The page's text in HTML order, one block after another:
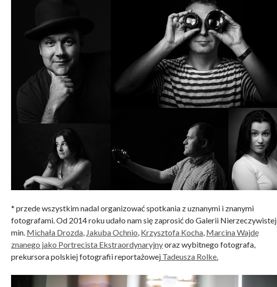
* przede wszystkim nadal organizować spotkania z uznanymi i znanymi
fotografami. Od 2014 roku udało nam się zaprosić do Galerii Nierzeczywistej
min. Michała Drozda, Jakuba Ochnio, Krzysztofa Kocha, Marcina Wajdę
znanego jako Portrecista Ekstraordynaryjnyoraz wybitnego fotografa,
prekursora polskiej fotografii reportażowej Tadeusza Rolke.